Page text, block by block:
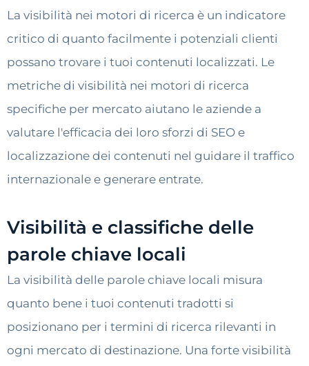
La visibilità nei motori di ricerca è un indicatore
critico di quanto facilmente i potenziali clienti
possano trovare i tuoi contenuti localizzati. Le
metriche di visibilità nei motori di ricerca
specifiche per mercato aiutano le aziende a
valutare l'efficacia dei loro sforzi di SEO e
localizzazione dei contenuti nel guidare il traffico
internazionale e generare entrate.
Visibilità e classifiche delle
parole chiave locali
La visibilità delle parole chiave locali misura
quanto bene i tuoi contenuti tradotti si
posizionano per i termini di ricerca rilevanti in
ogni mercato di destinazione. Una forte visibilità